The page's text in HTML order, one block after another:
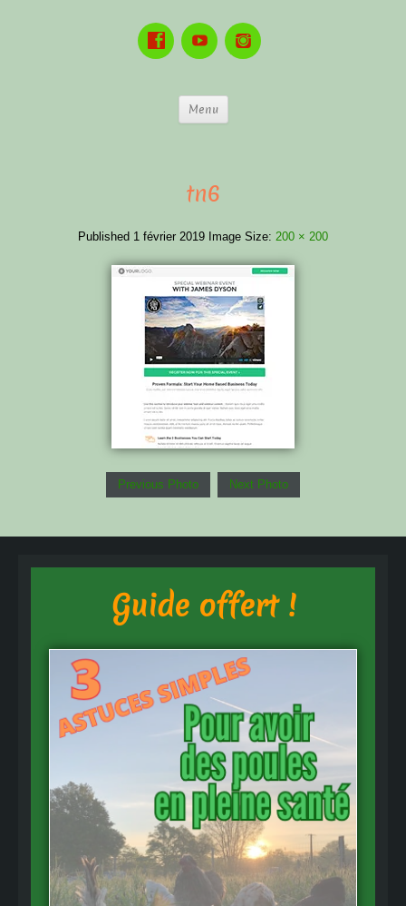
Menu
tn6
Published 1 février 2019 Image Size: 200 × 200
Previous Photo Next Photo
Guide offert !